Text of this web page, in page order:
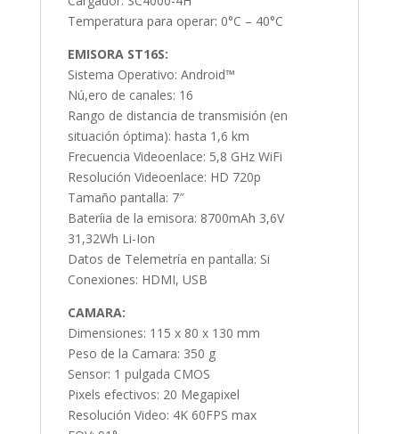
Temperatura para operar: 0°C – 40°C
EMISORA ST16S:
Sistema Operativo: Android™
Nú,ero de canales: 16
Rango de distancia de transmisión (en
situación óptima): hasta 1,6 km
Frecuencia Videoenlace: 5,8 GHz WiFi
Resolución Videoenlace: HD 720p
Tamaño pantalla: 7″
Bateríia de la emisora: 8700mAh 3,6V
31,32Wh Li-Ion
Datos de Telemetría en pantalla: Si
Conexiones: HDMI, USB
CAMARA:
Dimensiones: 115 x 80 x 130 mm
Peso de la Camara: 350 g
Sensor: 1 pulgada CMOS
Pixels efectivos: 20 Megapixel
Resolución Video: 4K 60FPS max